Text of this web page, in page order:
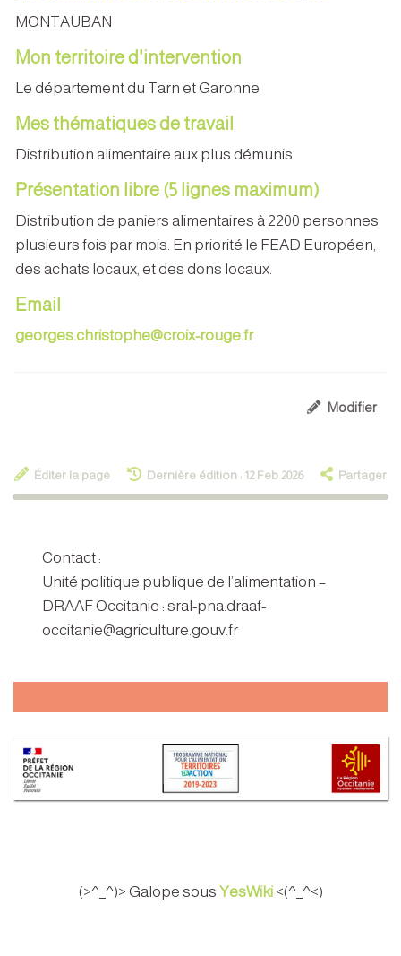
MONTAUBAN
Mon territoire d'intervention
Le département du Tarn et Garonne
Mes thématiques de travail
Distribution alimentaire aux plus démunis
Présentation libre (5 lignes maximum)
Distribution de paniers alimentaires à 2200 personnes
plusieurs fois par mois. En priorité le FEAD Européen,
des achats locaux, et des dons locaux.
Email
georges.christophe@croix-rouge.fr
Modifier
Éditer la page Dernière édition : 12 Feb 2026 Partager
Contact :
Unité politique publique de l’alimentation –
DRAAF Occitanie : sral-pna.draaf-
occitanie@agriculture.gouv.fr
(>^_^)> Galope sous YesWiki<(^_^<)